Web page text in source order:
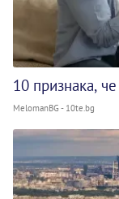
10 признака,
MelomanBG - 10te.bg